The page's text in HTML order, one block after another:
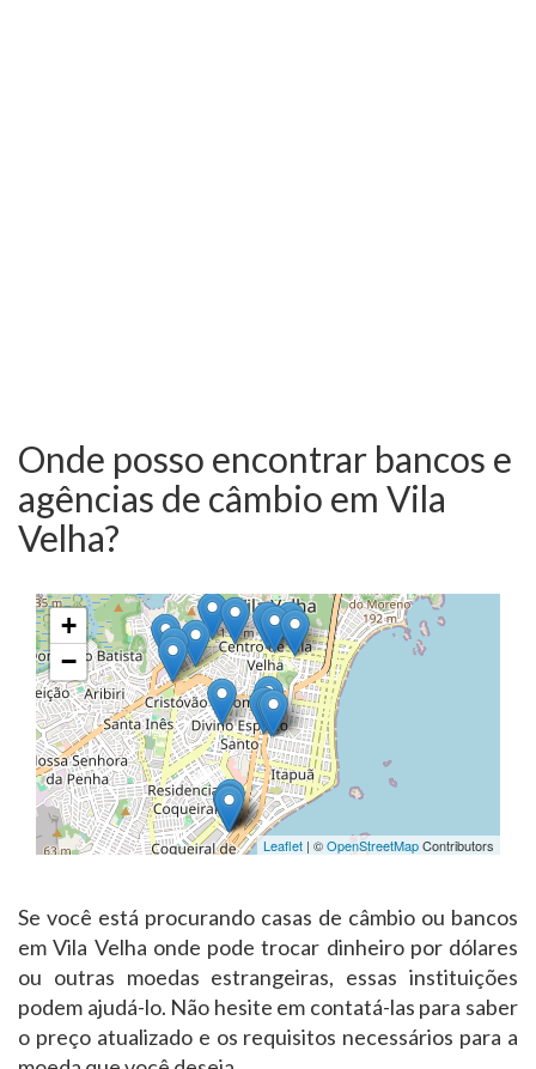
Onde posso encontrar bancos e
agências de câmbio em Vila
Velha?
+
−
Leaflet | ©OpenStreetMapContributors
Se você está procurando casas de câmbio ou bancos
em Vila Velha onde pode trocar dinheiro por dólares
ou outras moedas estrangeiras, essas instituições
podem ajudá-lo. Não hesite em contatá-las para saber
o preço atualizado e os requisitos necessários para a